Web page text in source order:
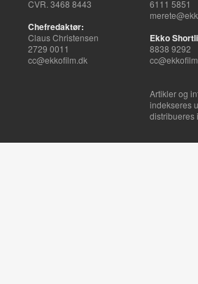
CVR. 3468 8443
Chefredaktør:
Claus Christensen
2729 0011
cc@ekkofilm.dk
6111 5851
Ekko
8838 9292
Artikler og
indekseres
distribueres